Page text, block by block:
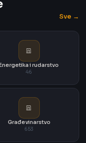
Sve →
i rudarstvo
46
Građevinarstvo
653